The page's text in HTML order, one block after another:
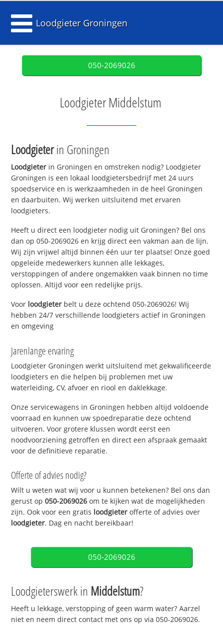
Loodgieter Groningen
050-2069026
Loodgieter Middelstum
Loodgieterin Groningen
Loodgieter in Groningen en omstreken nodig? Loodgieter
Groningen is een lokaal loodgietersbedrijf met 24 uurs
spoedservice en is werkzaamheden in de heel Groningen
en daarbuiten. Wij werken uitsluitend met ervaren
loodgieters.
Heeft u direct een loodgieter nodig uit Groningen? Bel ons
dan op 050-2069026 en krijg direct een vakman aan de lijn.
Wij zijn vrijwel altijd binnen één uur ter plaatse! Onze goed
opgeleide medewerkers kunnen alle lekkages,
verstoppingen of andere ongemakken vaak binnen no time
oplossen. Altijd voor een redelijke prijs.
Voor loodgieter belt u deze ochtend 050-2069026! Wij
hebben 24/7 verschillende loodgieters actief in Groningen
en omgeving
Jarenlange ervaring
Loodgieter Groningen werkt uitsluitend met gekwalificeerde
loodgieters en die helpen bij problemen met uw
waterleiding, CV, afvoer en riool en daklekkage.
Onze servicewagens in Groningen hebben altijd voldoende
voorraad en kunnen uw spoedreparatie deze ochtend
uitvoeren. Voor grotere klussen wordt eerst een
noodvoorziening getroffen en direct een afspraak gemaakt
voor de definitieve reparatie.
Offerte of advies nodig?
Wilt u weten wat wij voor u kunnen betekenen? Bel ons dan
gerust op050-2069026 om te kijken wat de mogelijkheden
zijn. Ook voor een gratis loodgieter offerte of advies over
loodgieter. Dag en nacht bereikbaar!
050-2069026
Loodgieterswerk in Middelstum?
Heeft u lekkage, verstopping of geen warm water? Aarzel
niet en neem direct contact met ons op via 050-2069026.